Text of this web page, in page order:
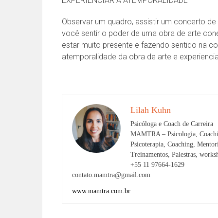
Observar um quadro, assistir um concerto
você sentir o poder de uma obra de arte
estar muito presente e fazendo sentido na
atemporalidade da obra de arte e
Lilah Kuhn
Psicóloga e Coach de Carreira
MAMTRA – Psicologia,
Psicoterapia, Coaching,
Treinamentos, Palestras,
+55 11 97664-1629
contato.mamtra@gmail.com
www.mamtra.com.br